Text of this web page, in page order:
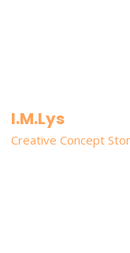
I.M.Lys
Creative Concept